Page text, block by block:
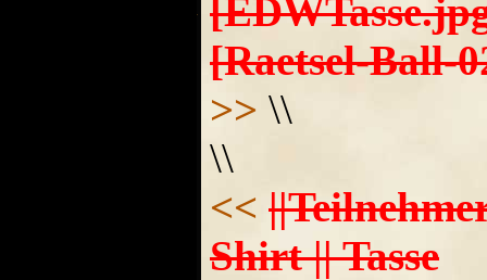
[Raetsel-Ball-
>> \\
\\
<<
Shirt || Tasse